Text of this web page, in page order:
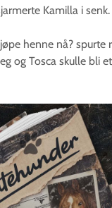
Kamilla i
henne nå?
og Tosca skulle bli